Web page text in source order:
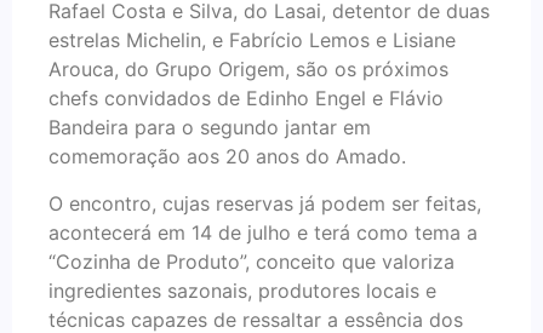
Rafael Costa e Silva, do Lasai, detentor de duas
estrelas Michelin, e Fabrício Lemos e Lisiane
Arouca, do Grupo Origem, são os próximos
chefs convidados de Edinho Engel e Flávio
Bandeira para o segundo jantar em
comemoração aos 20 anos do Amado.
O encontro, cujas reservas já podem ser feitas,
acontecerá em 14 de julho e terá como tema a
“Cozinha de Produto”, conceito que valoriza
ingredientes sazonais, produtores locais e
técnicas capazes de ressaltar a essência dos